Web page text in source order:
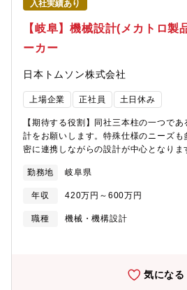
入社実績あり
【岐阜】機械設計(メカトロ製
ーカー
日本トムソン株式会社
上場企業 正社員 土日休み
【期待する役割】同社三本柱の一つで
計をお願いします。特殊仕様のニーズも
密に連携しながらの設計が中心となり
BOM構成表の作成 など【メカトロ製品
電子部品製造装置、医療機器製造装置な
工技術とエレクトロニクスの融合により
体製造装置やフラットパネルディスプレ
【組織構成】技術センターメカトロ技術
（7名）があります。【働く環境】■離
実した福利厚生など、会社全体として労
勤務地 岐阜県
年収 420万円～600万円
職種
機械・機構設計
気になる